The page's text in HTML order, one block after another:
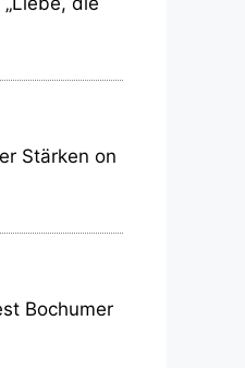
Stärken on
Bochumer